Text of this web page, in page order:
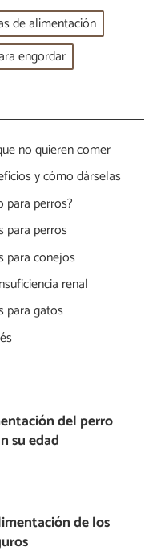
de alimentación
engordar
no quieren comer
y cómo dárselas
para perros?
para perros
para conejos
renal
para gatos
del perro
su edad
de los